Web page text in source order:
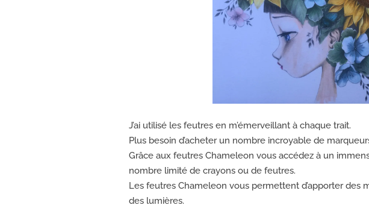
J’ai utilisé les feutres en m’émerveillant à chaque trait.
Plus besoin d’acheter un nombre incroyable de
Grâce aux feutres Chameleon vous accédez à un
nombre limité de crayons ou de feutres.
Les feutres Chameleon vous permettent d’apporter des
des lumières.